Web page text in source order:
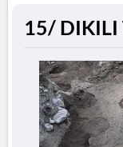
15/ DIKILI